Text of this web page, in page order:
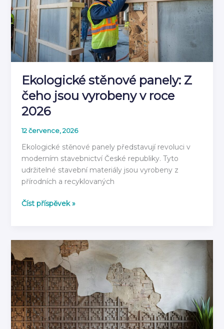
Kompletní
průvodce
2026
Ekologické stěnové panely: Z
čeho jsou vyrobeny v roce
2026
12 července, 2026
Ekologické stěnové panely představují revoluci v
moderním stavebnictví České republiky. Tyto
udržitelné stavební materiály jsou vyrobeny z
přírodních a recyklovaných
Ekologické
jsou
vyrobeny
v
roce
2026
Číst příspěvek »